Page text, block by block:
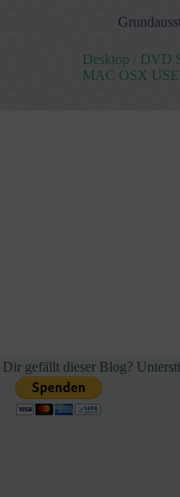
Desktop / DVD
MAC OSX
Dir gefällt dieser Blog?